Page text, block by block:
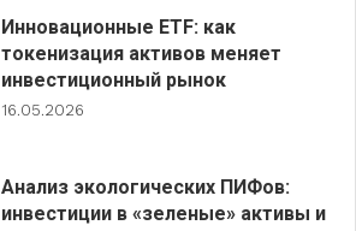
Инновационные ETF: как
токенизация активов меняет
инвестиционный рынок
16.05.2026
Анализ экологических ПИФов:
инвестиции в «зеленые» активы и